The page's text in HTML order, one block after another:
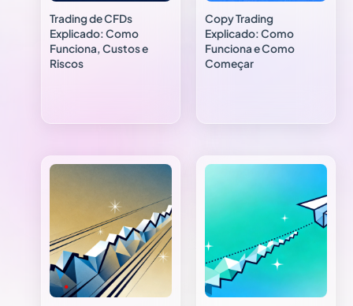
Trading de CFDs
Explicado: Como
Funciona, Custos e
Riscos
Copy Trading
Explicado: Como
Funciona e Como
Começar